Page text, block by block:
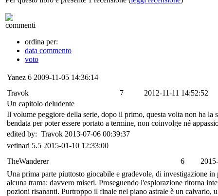
commenti
ordina per:
data commento
voto
Yanez 6 2009-11-05 14:36:14
Travok
7
2012-11-11 14:52:52
Un capitolo deludente
Il volume peggiore della serie, dopo il primo, questa volta non ha la
bendata per poter essere portato a termine, non coinvolge né
edited by: Travok 2013-07-06 00:39:37
vetinari 5.5 2015-01-10 12:33:00
TheWanderer
6
Una prima parte piuttosto giocabile e gradevole, di investigazione
alcuna trama: davvero miseri. Proseguendo l'esplorazione ritorna
pozioni risananti. Purtroppo il finale nel piano astrale è un calvario,